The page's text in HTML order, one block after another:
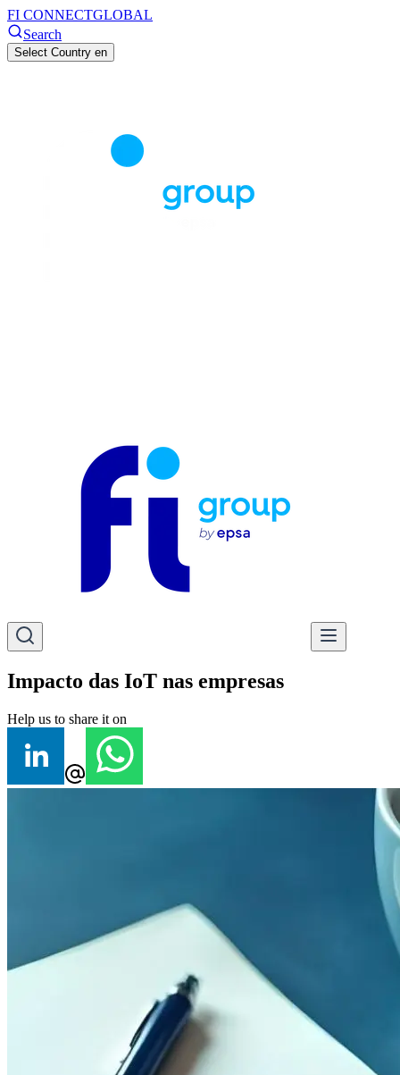
FI CONNECTGLOBAL
Search
Select Country en
Impacto das IoT nas empresas
Help us to share it on